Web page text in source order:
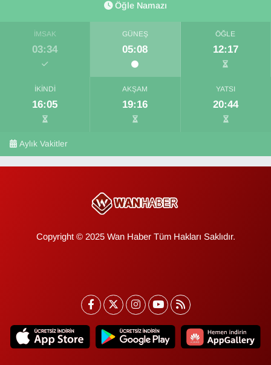
Öğle Namazı
İMSAK
03:34
GÜNEŞ
05:08
ÖĞLE
12:17
İKINDI
16:05
AKŞAM
19:16
YATSI
20:44
Aylık Vakitler
Copyright © 2025 Wan Haber Tüm Hakları Saklıdır.